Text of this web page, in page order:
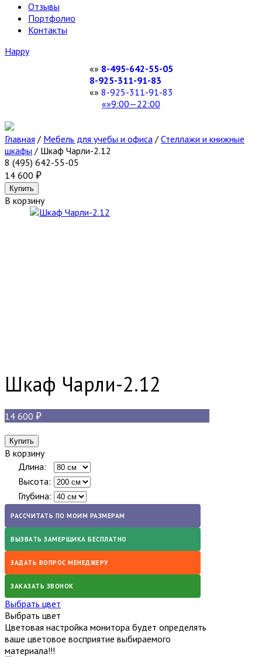
Отзывы
Портфолио
Контакты
Happy
8-495-642-55-05
8-925-311-91-83
8-925-311-91-83
9:00—22:00
Главная / Мебель для учебы и офиса / Стеллажи и книжные
шкафы / Шкаф Чарли-2.12
8 (495) 642-55-05
14 600
В корзину
Шкаф Чарли-2.12
14 600
В корзину
Длина:
Высота:
Глубина:
РАССЧИТАТЬ ПО МОИМ РАЗМЕРАМ
ВЫЗВАТЬ ЗАМЕРЩИКА БЕСПЛАТНО
ЗАДАТЬ ВОПРОС МЕНЕДЖЕРУ
ЗАКАЗАТЬ ЗВОНОК
Выбрать цвет
Выбрать цвет
Цветовая настройка монитора будет определять
ваше цветовое восприятие выбираемого
материала!!!